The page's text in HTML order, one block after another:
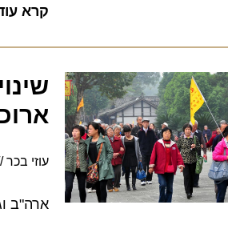
קרא עוד »
שינוי
עוזי בכר 4 במרץ 2019
ארה"ב וגם